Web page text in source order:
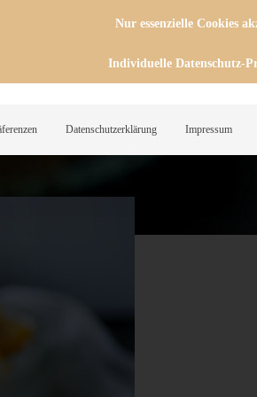
Mango, mit dem leceren
Creme… vielleicht probiert
auch durchaus mal
:)
Nur essenzielle Cookies
Individuelle Datenschutz-
Datenschutzerklärung Impressum